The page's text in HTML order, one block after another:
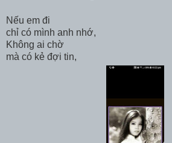
Nếu em đi
chỉ có mình anh nhớ,
Không ai chờ
mà có kẻ đợi tin,